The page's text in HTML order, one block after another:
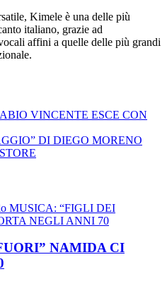
Kimele è una delle più
italiano, grazie ad
affini a quelle delle più grandi
VINCENTE ESCE CON
DI DIEGO MORENO
NAMIDA CI